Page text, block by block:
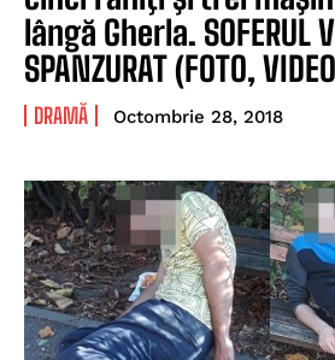
lângă Gherla. SOFERUL
SPANZURAT (FOTO,
DRAMĂ Octombrie 28, 2018